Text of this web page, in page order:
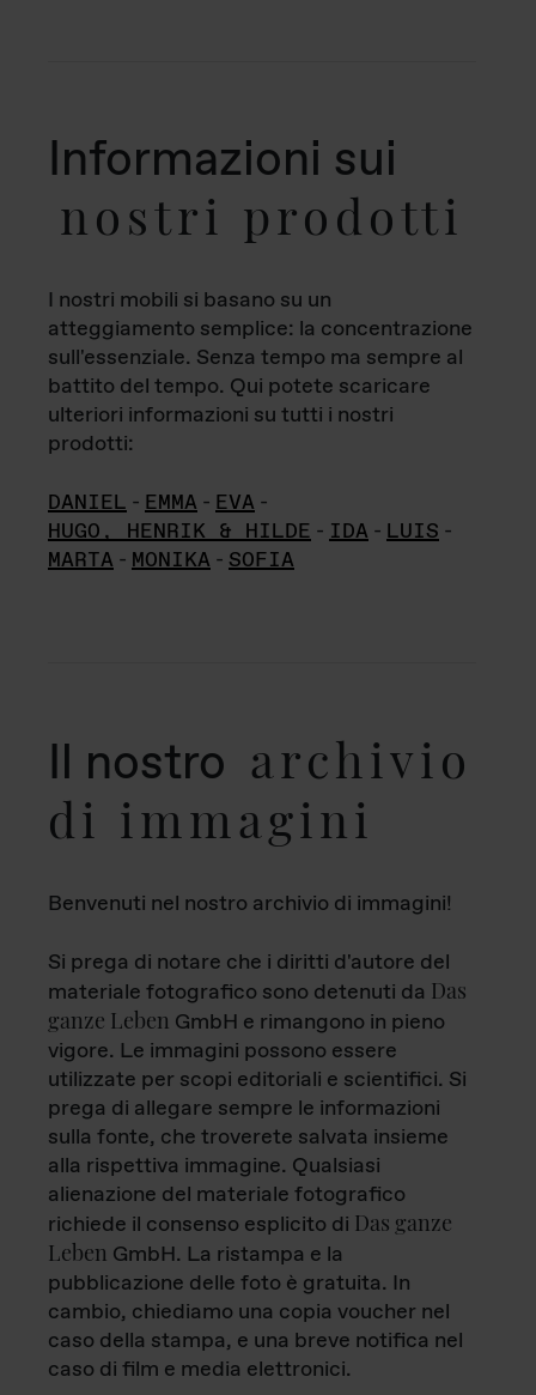
Informazioni sui
nostri prodotti
I nostri mobili si basano su un
atteggiamento semplice: la concentrazione
sull'essenziale. Senza tempo ma sempre al
battito del tempo. Qui potete scaricare
ulteriori informazioni su tutti i nostri
prodotti:
DANIEL - EMMA - EVA -
HUGO, HENRIK & HILDE - IDA - LUIS -
MARTA - MONIKA - SOFIA
Il nostro archivio
di immagini
Benvenuti nel nostro archivio di immagini!
Si prega di notare che i diritti d'autore del
materiale fotografico sono detenuti da Das
ganze Leben GmbH e rimangono in pieno
vigore. Le immagini possono essere
utilizzate per scopi editoriali e scientifici. Si
prega di allegare sempre le informazioni
sulla fonte, che troverete salvata insieme
alla rispettiva immagine. Qualsiasi
alienazione del materiale fotografico
richiede il consenso esplicito di Das ganze
Leben GmbH. La ristampa e la
pubblicazione delle foto è gratuita. In
cambio, chiediamo una copia voucher nel
caso della stampa, e una breve notifica nel
caso di film e media elettronici.